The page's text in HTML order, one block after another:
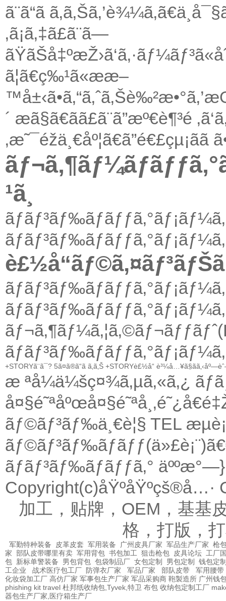
ã¨ã“ã
‚ã¡ã‚‡ã£ã¨ã—
ã¦ã€ç‰¹ã«ææ–
´ æã§ã€ãã£ã¨ã”æº€è¶³é
‚æ˜¯éžä¸€åº¦ã€ã”é€£çµ¡ãã
¹ã¸
+STORYã¨ã¯? 5ã¤ã®ã“ã ã‚ã‚Š +STORYè£½å“
æ ªå¼ä¼šç¤¾ã‚µã‚«ã‚¿
ãƒ©ãƒ³ãƒ‰ä¸€è¦§ TEL
ãƒãƒ³ãƒ‰ãƒãƒƒã‚°
Copyright(c)åŸºåŸºçš®å…·
加工，贴牌，OEM，基基
格，打版，
军勤特种装备 皮革皮套 军用装备 广州皮具厂家 军品生产厂家 枪
家 部队皮带哪里有卖 军用背包 书包加工 狙击枪包 皮具论坛 工厂
包 新标单警装备 男包背包 包袋制品厂 女包定制 男包定制
钱包定
工企业
战术医疗包工厂 防弹衣厂家 军品厂家 部队皮带
军用腰带
化妆袋加工厂 高仿厂家 军事包生产厂家 军品采购商 鞄製造所 广州钱
phishing kit travel 杜邦纸收纳包,Tyvek,特卫 布包 收纳包定制工厂
器包生产厂家,医疗箱生产厂